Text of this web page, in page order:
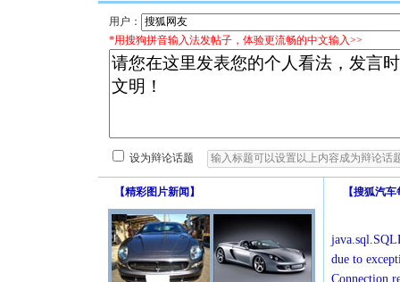
用户：
*用搜狗拼音输入法发帖子，体验更流畅的中文输入>>
设为辩论话题
【精彩图片新闻 】 【搜狐汽车
due to
Connection